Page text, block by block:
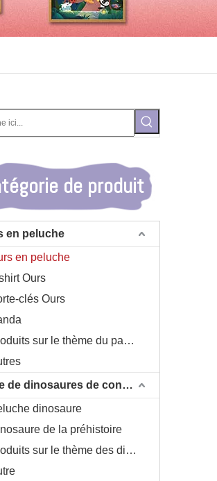
de produit
en peluche
en peluche
Ours
clés Ours
Produits sur le thème du panda
Série de dinosaures de conception originale DAC
dinosaure
de la préhistoire
Produits sur le thème des dinosaures